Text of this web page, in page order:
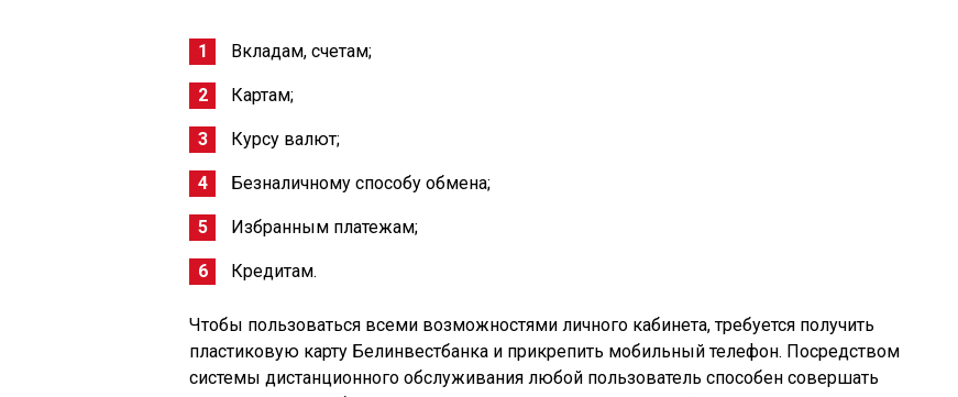
Вкладам, счетам;
Картам;
Курсу валют;
Безналичному способу обмена;
Избранным платежам;
Кредитам.
Чтобы пользоваться всеми возможностями личного кабинета, требуется получить
пластиковую карту Белинвестбанка и прикрепить мобильный телефон. Посредством
системы дистанционного обслуживания любой пользователь способен совершать